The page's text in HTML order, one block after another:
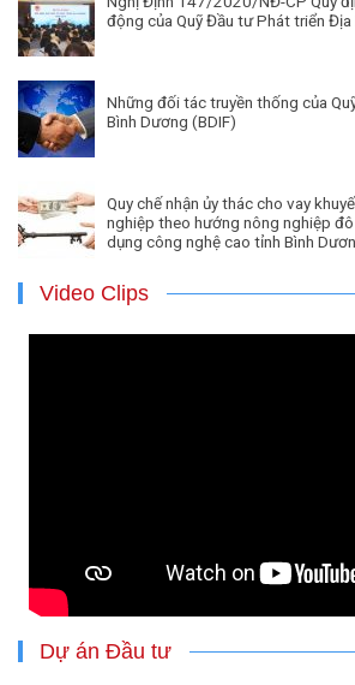
động của Quỹ Đầu tư Phát triển Địa
Những đối tác truyền thống của
Bình Dương (BDIF)
Quy chế nhận ủy thác cho vay
nghiệp theo hướng nông nghiệp
dụng công nghệ cao tỉnh Bình
Video Clips
Dự án Đầu tư